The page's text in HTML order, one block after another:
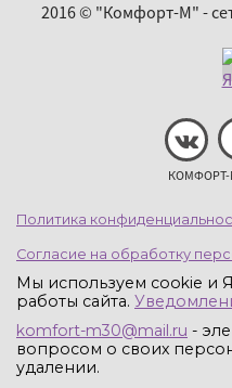
2016 © "Комфорт-М" -
КОМФОРТ-
Политика
Согласие на обработку
Мы используем cookie и
работы сайта.
komfort-m30@mail.ru -
вопросом о своих
удалении.